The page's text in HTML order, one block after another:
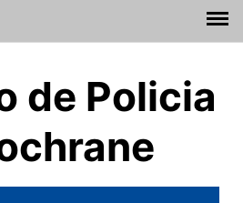
de Policia